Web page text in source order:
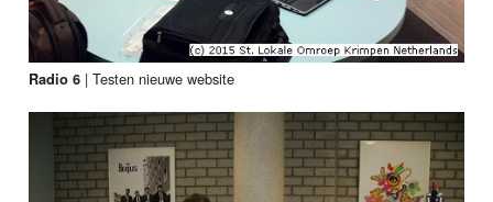
Radio 6 |Testen nieuwe website